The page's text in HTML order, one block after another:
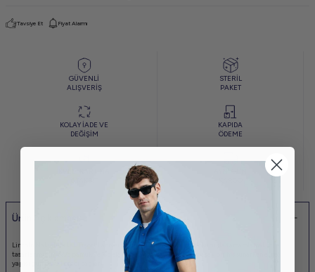
Tavsiye Et Fiyat Alarmı
GÜVENLİ
ALIŞVERİŞ
STERİL
PAKET
KOLAY İADE VE
DEĞİŞİM
KAPIDA
ÖDEME
Ürün Açıklaması
Lincoln Nakışlı Erkek Tişört Lacivert, günlük stilinizi şık bir dokunuşla tamamlamak için
tasarlanmıştır. %95 pamuk ve %5 elastan içeriği sayesinde yumuşak bir his sunarken esnek
yapısı gün boyu konfor sağlar.